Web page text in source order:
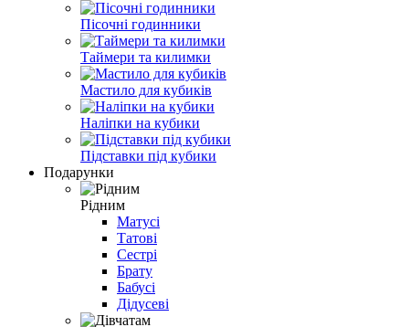
Пісочні годинники
Таймери та килимки
Мастило для кубиків
Наліпки на кубики
Підставки під кубики
Подарунки
Рідним
Матусі
Татові
Сестрі
Брату
Бабусі
Дідусеві